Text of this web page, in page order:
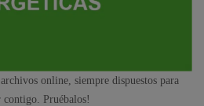
online, siempre dispuestos para
contigo. Pruébalos!